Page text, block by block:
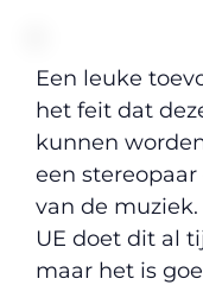
Een leuke
het feit dat
kunnen
een
van de
UE doet dit al
maar het is